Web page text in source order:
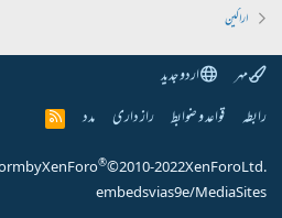
اراکین
مہر
اردو جدید
رابطہ قواعد و ضوابط راز داری مدد
R
S
by XenForo®© 2010-2022 XenForo Ltd.
embeds via s9e/MediaSites